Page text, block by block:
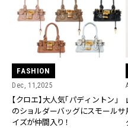
FASHION
Dec, 11,2025
【クロエ】大人気「パディントン」
のショルダーバッグにスモールサ
イズが仲間入り！